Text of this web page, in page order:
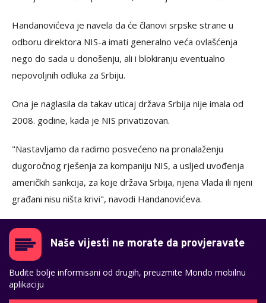
Handanovićeva je navela da će članovi srpske strane u
odboru direktora NIS-a imati generalno veća ovlašćenja
nego do sada u donošenju, ali i blokiranju eventualno
nepovoljnih odluka za Srbiju.
Ona je naglasila da takav uticaj država Srbija nije imala od
2008. godine, kada je NIS privatizovan.
"Nastavljamo da radimo posvećeno na pronalaženju
dugoročnog rješenja za kompaniju NIS, a usljed uvođenja
američkih sankcija, za koje država Srbija, njena Vlada ili njeni
građani nisu ništa krivi", navodi Handanovićeva.
Naše vijesti ne morate da provjeravate
Budite bolje informisani od drugih, preuzmite Mondo mobilnu
aplikaciju